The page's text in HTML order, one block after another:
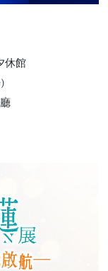
休館